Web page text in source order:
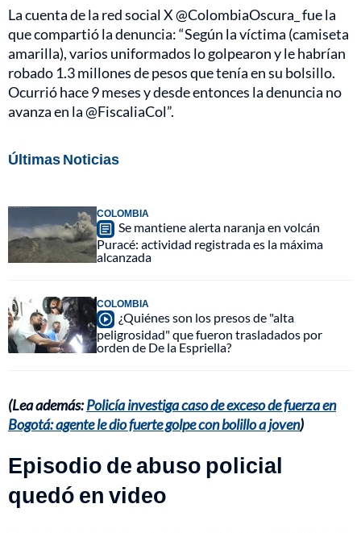
La cuenta de la red social X @ColombiaOscura_ fue la
que compartió la denuncia: “Según la víctima (camiseta
amarilla), varios uniformados lo golpearon y le habrían
robado 1.3 millones de pesos que tenía en su bolsillo.
Ocurrió hace 9 meses y desde entonces la denuncia no
avanza en la @FiscaliaCol”.
Últimas Noticias
COLOMBIA
Se mantiene alerta naranja en volcán
Puracé: actividad registrada es la máxima
alcanzada
COLOMBIA
¿Quiénes son los presos de "alta
peligrosidad" que fueron trasladados por
orden de De la Espriella?
(Lea además:Policía investiga caso de exceso de fuerza en
Bogotá: agente le dio fuerte golpe con bolillo a joven)
Episodio de abuso policial
quedó en video